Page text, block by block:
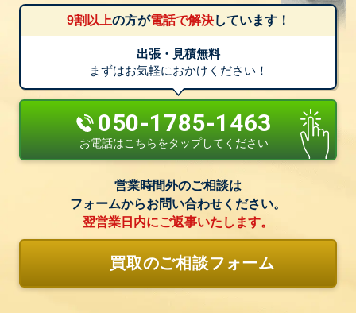
9割以上の方が電話で解決しています！
出張・見積無料
まずはお気軽におかけください！
050-1785-1463
お電話はこちらをタップしてください
営業時間外のご相談は
フォームからお問い合わせください。
翌営業日内にご返事いたします。
買取のご相談フォーム